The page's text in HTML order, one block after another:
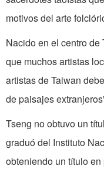
motivos del arte
Nacido en el centro
que muchos artistas
artistas de Taiwan
de paisajes
Tseng no obtuvo un
graduó del Instituto
obteniendo un título